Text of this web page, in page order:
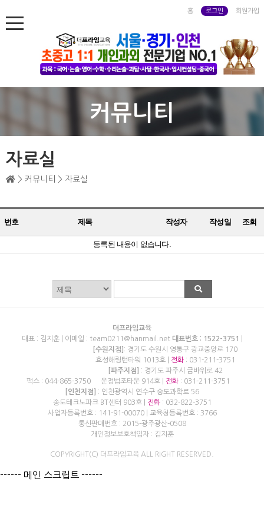
홈 로그인 회원가입
커뮤니티
자료실
> 커뮤니티 > 자료실
번호 제목 작성자 작성일 조회
등록된 내용이 없습니다.
더프라임교육
대표 : 김지훈 | 이메일 : team0211@hanmail.net 대표번호 : 1522-3751
팩스 : 044-865-3750
[수원지점] : 경기도 수원시 영통구 광교중앙로 170
효성해링턴타워 1013호 |
전화: 031-211-3751
[파주지점]
: 경기도 파주시 금바위로 42
운정법조타운 914호 |
전화: 031-211-3751
[인천지점] : 인천광역시 연수구 송도과학로 56
송도테크노파크 BT센터 903호 |
전화: 032-822-3751
사업자등록번호 : 141-91-00070 | 교육청등록번호 : 3766
통신판매번호 : 2015-광주광산-0508
개인정보보호책임자 : 김지훈
COPYRIGHT(C) 더프라임교육 ALL RIGHT RESERVED.
------ 메인 스크립트 ------